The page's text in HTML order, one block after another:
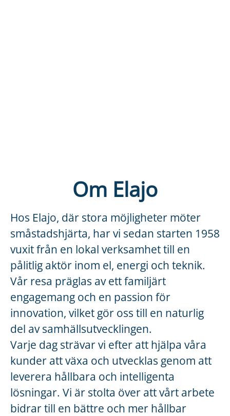
Om Elajo
Hos Elajo, där stora möjligheter möter
småstadshjärta, har vi sedan starten 1958
vuxit från en lokal verksamhet till en
pålitlig aktör inom el, energi och teknik.
Vår resa präglas av ett familjärt
engagemang och en passion för
innovation, vilket gör oss till en naturlig
del av samhällsutvecklingen.
Varje dag strävar vi efter att hjälpa våra
kunder att växa och utvecklas genom att
leverera hållbara och intelligenta
lösningar. Vi är stolta över att vårt arbete
bidrar till en bättre och mer hållbar